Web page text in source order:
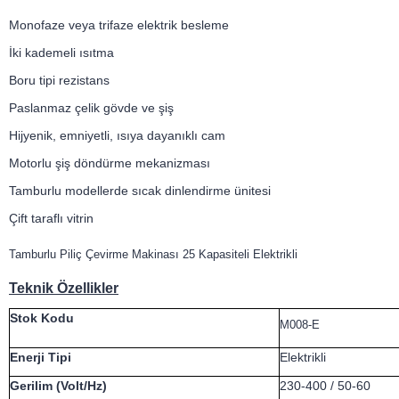
Monofaze veya trifaze elektrik besleme
İki kademeli ısıtma
Boru tipi rezistans
Paslanmaz çelik gövde ve şiş
Hijyenik, emniyetli, ısıya dayanıklı cam
Motorlu şiş döndürme mekanizması
Tamburlu modellerde sıcak dinlendirme ünitesi
Çift taraflı vitrin
Tamburlu Piliç Çevirme Makinası 25 Kapasiteli Elektrikli
Teknik Özellikler
Stok Kodu M008-E
Enerji Tipi
Elektrikli
Gerilim (Volt/Hz)
230-400 / 50-60